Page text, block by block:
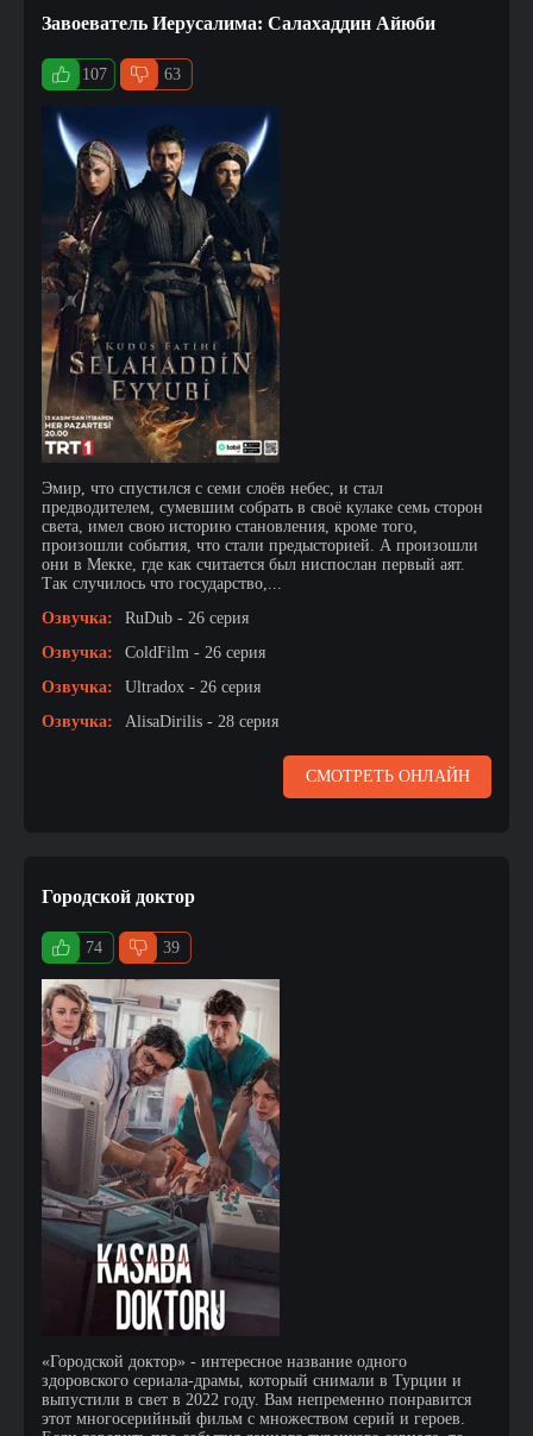
Завоеватель Иерусалима: Салахаддин Айюби
107 63
Эмир, что спустился с семи слоёв небес, и стал
предводителем, сумевшим собрать в своё кулаке семь сторон
света, имел свою историю становления, кроме того,
произошли события, что стали предысторией. А произошли
они в Мекке, где как считается был ниспослан первый аят.
Так случилось что государство,...
Озвучка:
RuDub - 26 серия
Озвучка:
ColdFilm - 26 серия
Озвучка:
Ultradox - 26 серия
Озвучка:
AlisaDirilis - 28 серия
СМОТРЕТЬ ОНЛАЙН
Городской доктор
74 39
«Городской доктор» - интересное название одного
здоровского сериала-драмы, который снимали в Турции и
выпустили в свет в 2022 году. Вам непременно понравится
этот многосерийный фильм с множеством серий и героев.